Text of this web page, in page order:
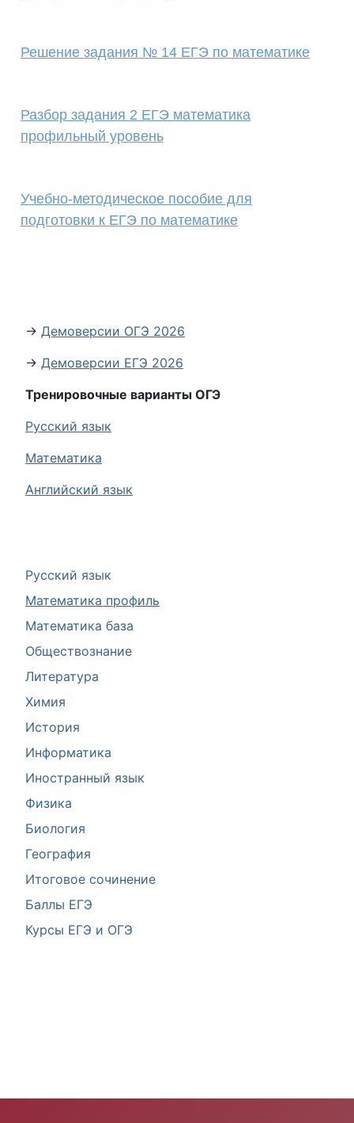
Русский язык
Математика профиль
Математика база
Обществознание
Литература
Химия
История
Информатика
Иностранный язык
Физика
Биология
География
Итоговое сочинение
Баллы ЕГЭ
Курсы ЕГЭ и ОГЭ
Решение задания № 14 ЕГЭ по математике
Разбор задания 2 ЕГЭ математика
профильный уровень
Учебно-методическое пособие для
подготовки к ЕГЭ по математике
→ Демоверсии ОГЭ 2026
→ Демоверсии ЕГЭ 2026
Тренировочные варианты ОГЭ
Русский язык
Математика
Английский язык